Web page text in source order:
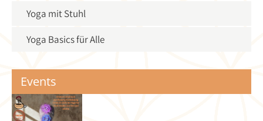
Yoga mit Stuhl
Yoga Basics für Alle
Events